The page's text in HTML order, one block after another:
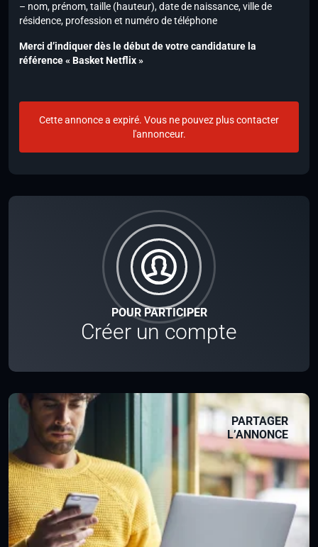
POUR PARTICIPER
Créer un compte
PARTAGER
L’ANNONCE
– nom, prénom, taille (hauteur), date de naissance, ville de
résidence, profession et numéro de téléphone
Merci d’indiquer dès le début de votre candidature la
référence « Basket Netflix »
Cette annonce a expiré. Vous ne pouvez plus contacter
l'annonceur.